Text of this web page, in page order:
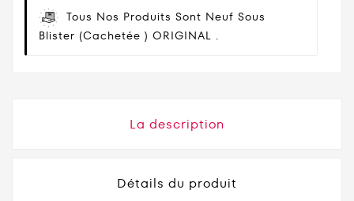
Tous Nos Produits Sont Neuf Sous
Blister (cachetée ) ORIGINAL .
La description
Détails du produit